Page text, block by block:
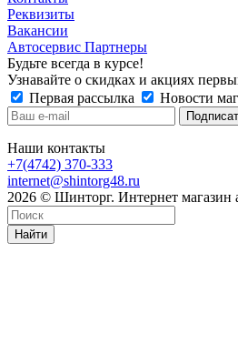
Реквизиты
Вакансии
Автосервис Партнеры
Будьте всегда в курсе!
Узнавайте о скидках и акциях
Первая рассылка
Новости
Наши контакты
+7(4742) 370-333
internet@shintorg48.ru
2026 © Шинторг. Интернет магазин
Найти